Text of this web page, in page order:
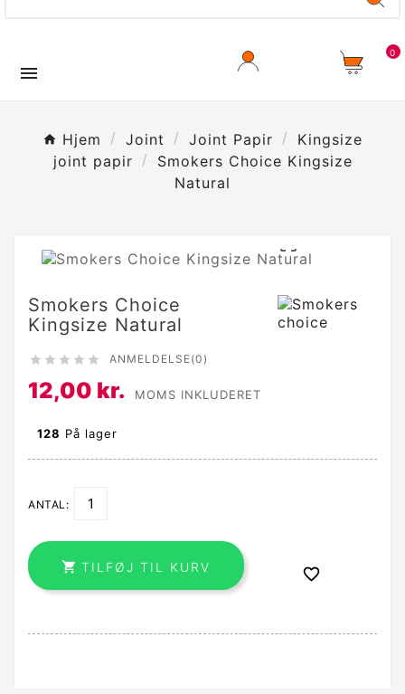

0
Hjem Joint Joint Papir
Kingsize
joint papir
Smokers Choice Kingsize
Natural

Smokers Choice
Kingsize Natural
     ANMELDELSE(0)
12,00 kr. MOMS INKLUDERET
128 På lager
ANTAL:
 TILFØJ TIL KURV 